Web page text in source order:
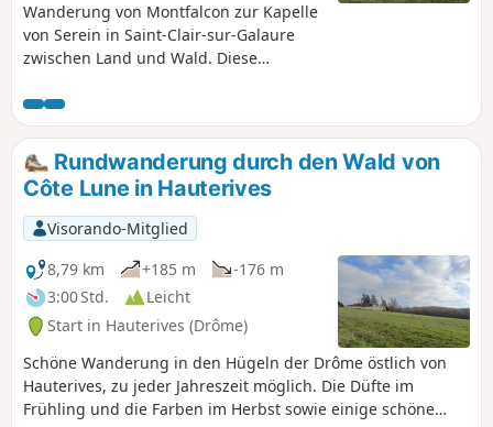
Wanderung von Montfalcon zur Kapelle
von Serein in Saint-Clair-sur-Galaure
zwischen Land und Wald. Diese
der Wanderung: Von der Kapelle von
Serrein zum Schloss von Montfalcon mit
anderen Passagen.
Rundwanderung durch den Wald von
Côte Lune in Hauterives
Visorando-Mitglied
8,79 km
+185 m
-176 m
3:00 Std.
Leicht
Start in Hauterives (Drôme)
Schöne Wanderung in den Hügeln der Drôme östlich von
Hauterives, zu jeder Jahreszeit möglich. Die Düfte im
Frühling und die Farben im Herbst sowie einige schöne